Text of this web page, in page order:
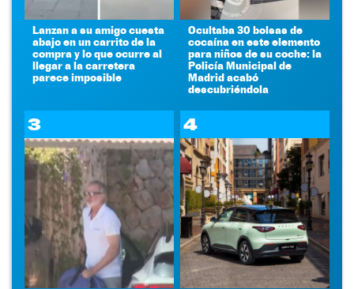
Lanzan a su amigo cuesta
abajo en un carrito de la
compra y lo que ocurre al
llegar a la carretera
parece imposible
Ocultaba 30 bolsas de
cocaína en este elemento
para niños de su coche: la
Policía Municipal de
Madrid acabó
descubriéndola
3 4